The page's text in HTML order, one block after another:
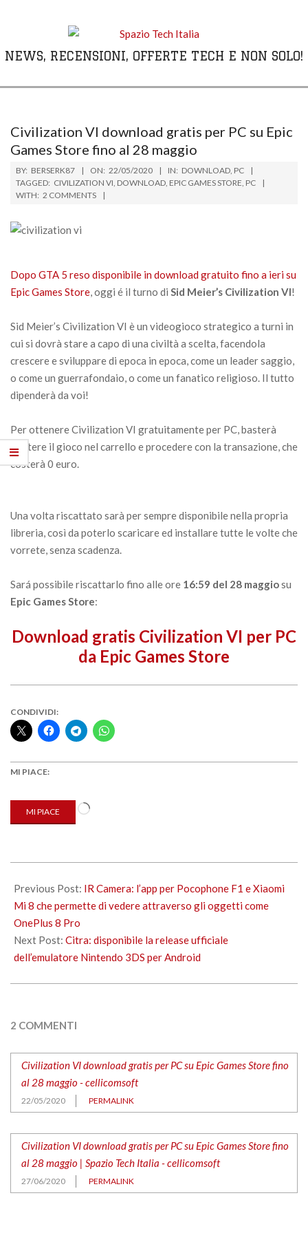
NEWS, RECENSIONI, OFFERTE TECH E NON SOLO!
MenuCivilization VI download gratis per PC su Epic
Games Store fino al 28 maggio
BY: BERSERK87 ON: 22/05/2020 IN: DOWNLOAD PC
TAGGED: CIVILIZATION VI DOWNLOAD EPIC GAMES STORE PC
WITH: 2 COMMENTS
Dopo GTA 5 reso disponibile in download gratuito fino a ieri su
Epic Games Store, oggi é il turno di Sid Meier’s Civilization VI!
Sid Meier’s Civilization VI è un videogioco strategico a turni in
cui si dovrà stare a capo di una civiltà a scelta, facendola
crescere e sviluppare di epoca in epoca, come un leader saggio,
o come un guerrafondaio, o come un fanatico religioso. Il tutto
dipenderà da voi!
Per ottenere Civilization VI gratuitamente per PC, basterà
mettere il gioco nel carrello e procedere con la transazione, che
costerà 0 euro.
Una volta riscattato sarà per sempre disponibile nella propria
libreria, così da poterlo scaricare ed installare tutte le volte che
vorrete, senza scadenza.
Sará possibile riscattarlo fino alle ore 16:59 del 28 maggiosu
Epic Games Store:
Download gratis Civilization VI per PC
da Epic Games Store
CONDIVIDI:
MI PIACE:
MI PIACE
Caricamento
05-
22
Previous Post: IR Camera: l’app per Pocophone F1 e Xiaomi
Mi 8 che permette di vedere attraverso gli oggetti come
OnePlus 8 Pro
Next Post: Citra: disponibile la release ufficiale
dell’emulatore Nintendo 3DS per Android
2 COMMENTI
Civilization VI download gratis per PC su Epic Games Store fino
al 28 maggio - cellicomsoft
22/05/2020 PERMALINK
Civilization VI download gratis per PC su Epic Games Store fino
al 28 maggio | Spazio Tech Italia - cellicomsoft
27/06/2020 PERMALINK